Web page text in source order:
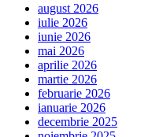
august 2026
iulie 2026
iunie 2026
mai 2026
aprilie 2026
martie 2026
februarie 2026
ianuarie 2026
decembrie 2025